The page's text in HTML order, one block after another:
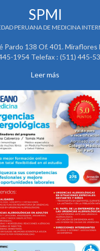
SPMI
PERUANA DE MEDICINA
Pardo 138 Of. 401. Miraflores
1954 Telefax : (511) 445-
Leer más